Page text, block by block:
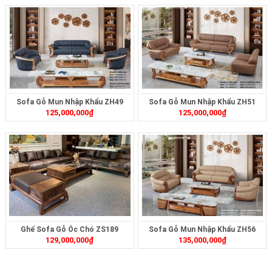
Sofa Gỗ Mun Nhập Khẩu ZH49
125,000,000₫
Sofa Gỗ Mun Nhập Khẩu ZH51
125,000,000₫
Ghế Sofa Gỗ Óc Chó ZS189
129,000,000₫
Sofa Gỗ Mun Nhập Khẩu ZH56
135,000,000₫